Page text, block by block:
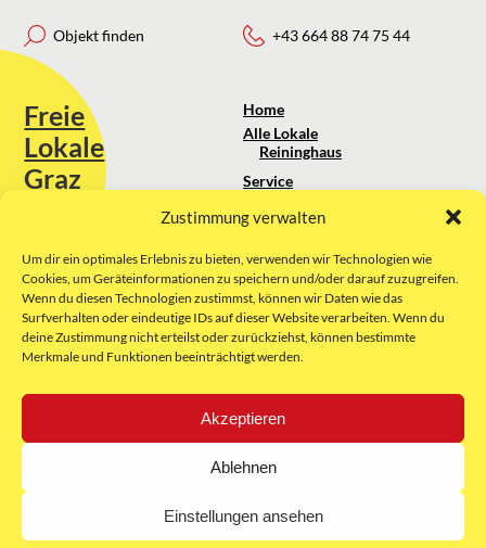
Zustimmung verwalten
Um dir ein optimales Erlebnis zu bieten, verwenden wir Technologien wie
Cookies, um Geräteinformationen zu speichern und/oder darauf zuzugreifen.
Wenn du diesen Technologien zustimmst, können wir Daten wie das
Surfverhalten oder eindeutige IDs auf dieser Website verarbeiten. Wenn du
deine Zustimmung nicht erteilst oder zurückziehst, können bestimmte
Merkmale und Funktionen beeinträchtigt werden.
Akzeptieren
Ablehnen
Einstellungen ansehen
Objekt finden
Freie
Lokale
Graz
Sie erreichen uns unter:
kontakt@freielokale-graz.at
Website by Rubikon Werbeagentur
GmbH
+43 664 88 74 75 44
Home
Alle Lokale
Reininghaus
Service
Über uns
Impressum
AGB
Datenschutz
E-Mail